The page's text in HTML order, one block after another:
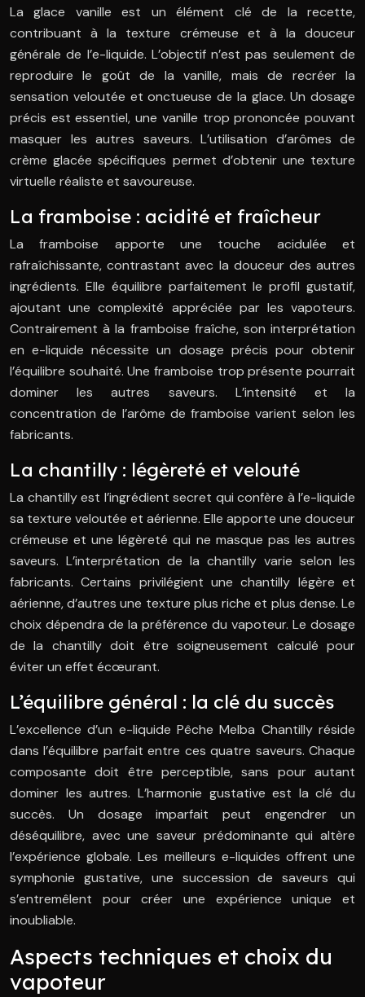
La glace vanille est un élément clé de la recette,
contribuant à la texture crémeuse et à la douceur
générale de l’e-liquide. L’objectif n’est pas seulement de
reproduire le goût de la vanille, mais de recréer la
sensation veloutée et onctueuse de la glace. Un dosage
précis est essentiel, une vanille trop prononcée pouvant
masquer les autres saveurs. L’utilisation d’arômes de
crème glacée spécifiques permet d’obtenir une texture
virtuelle réaliste et savoureuse.
La framboise : acidité et fraîcheur
La framboise apporte une touche acidulée et
rafraîchissante, contrastant avec la douceur des autres
ingrédients. Elle équilibre parfaitement le profil gustatif,
ajoutant une complexité appréciée par les vapoteurs.
Contrairement à la framboise fraîche, son interprétation
en e-liquide nécessite un dosage précis pour obtenir
l’équilibre souhaité. Une framboise trop présente pourrait
dominer les autres saveurs. L’intensité et la
concentration de l’arôme de framboise varient selon les
fabricants.
La chantilly : légèreté et velouté
La chantilly est l’ingrédient secret qui confère à l’e-liquide
sa texture veloutée et aérienne. Elle apporte une douceur
crémeuse et une légèreté qui ne masque pas les autres
saveurs. L’interprétation de la chantilly varie selon les
fabricants. Certains privilégient une chantilly légère et
aérienne, d’autres une texture plus riche et plus dense. Le
choix dépendra de la préférence du vapoteur. Le dosage
de la chantilly doit être soigneusement calculé pour
éviter un effet écœurant.
L’équilibre général : la clé du succès
L’excellence d’un e-liquide Pêche Melba Chantilly réside
dans l’équilibre parfait entre ces quatre saveurs. Chaque
composante doit être perceptible, sans pour autant
dominer les autres. L’harmonie gustative est la clé du
succès. Un dosage imparfait peut engendrer un
déséquilibre, avec une saveur prédominante qui altère
l’expérience globale. Les meilleurs e-liquides offrent une
symphonie gustative, une succession de saveurs qui
s’entremêlent pour créer une expérience unique et
inoubliable.
Aspects techniques et choix du
vapoteur